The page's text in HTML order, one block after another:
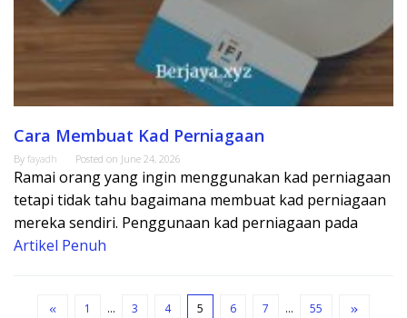
Cara Membuat Kad Perniagaan
By fayadh Posted on June 24, 2026
Ramai orang yang ingin menggunakan kad perniagaan
tetapi tidak tahu bagaimana membuat kad perniagaan
mereka sendiri. Penggunaan kad perniagaan pada
Artikel Penuh
1 … 3 4 5 6 7 … 55